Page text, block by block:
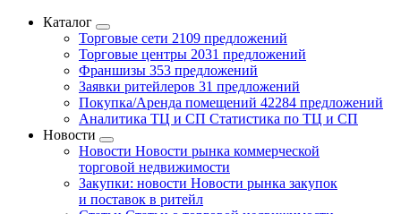
Каталог
Торговые сети 2109 предложений
Торговые центры 2031 предложений
Франшизы 353 предложений
Заявки ритейлеров 31 предложений
Покупка/Аренда помещений 42284 предложений
Аналитика ТЦ и СП Статистика по ТЦ и СП
Новости
Новости Новости рынка коммерческой
торговой недвижимости
Закупки: новости Новости рынка закупок
и поставок в ритейл